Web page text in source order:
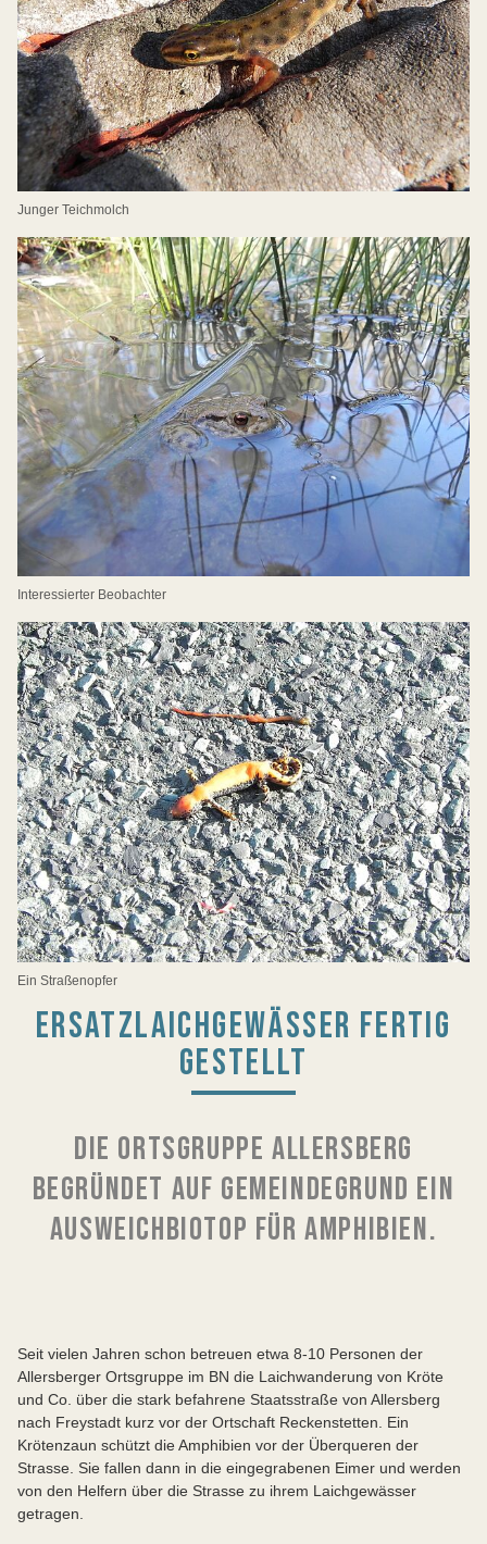
Junger Teichmolch
Interessierter Beobachter
Ein Straßenopfer
ERSATZLAICHGEWÄSSER FERTIG
GESTELLT
DIE ORTSGRUPPE ALLERSBERG
BEGRÜNDET AUF GEMEINDEGRUND EIN
AUSWEICHBIOTOP FÜR AMPHIBIEN.
Seit vielen Jahren schon betreuen etwa 8-10 Personen der
Allersberger Ortsgruppe im BN die Laichwanderung von Kröte
und Co. über die stark befahrene Staatsstraße von Allersberg
nach Freystadt kurz vor der Ortschaft Reckenstetten. Ein
Krötenzaun schützt die Amphibien vor der Überqueren der
Strasse. Sie fallen dann in die eingegrabenen Eimer und werden
von den Helfern über die Strasse zu ihrem Laichgewässer
getragen.